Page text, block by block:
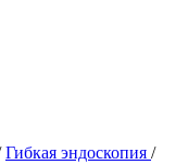
Гибкая эндоскопия /